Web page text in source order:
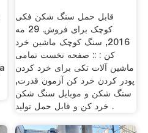
قابل حمل سنگ شکن فکی
کوچک برای فروش. 29 مه
2016, سنگ کوچک ماشین خرد
کن : :: صفحه نخست تمامی
ماشین آلات تکی برای خرد کردن
پودر کردن خرد کن آزمون قدرت,
سنگ شکن و موبایل سنگ شکن
خرد کن و قابل حمل تولید .